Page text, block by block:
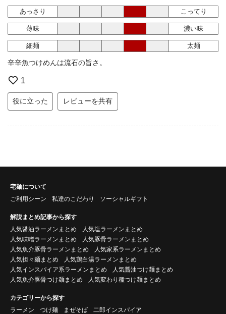
あっさり こってり
薄味 濃い味
細麺 太麺
辛辛魚つけめんは流石の旨さ。
1
役に立った レビューを共有
宅麺について
ご利用シーン
私達のこだわり ソーシャルギフト
解説まとめ記事から探す
人気醤油ラーメンまとめ
人気塩ラーメンまとめ
人気味噌ラーメンまとめ
人気豚骨ラーメンまとめ
人気魚介豚骨ラーメンまとめ
人気家系ラーメンまとめ
人気担々麺まとめ
人気鶏白湯ラーメンまとめ
人気インスパイア系ラーメンまとめ
人気醤油つけ麺まとめ
人気魚介豚骨つけ麺まとめ
人気変わり種つけ麺まとめ
カテゴリーから探す
ラーメン
つけ麺 まぜそば
二郎インスパイア